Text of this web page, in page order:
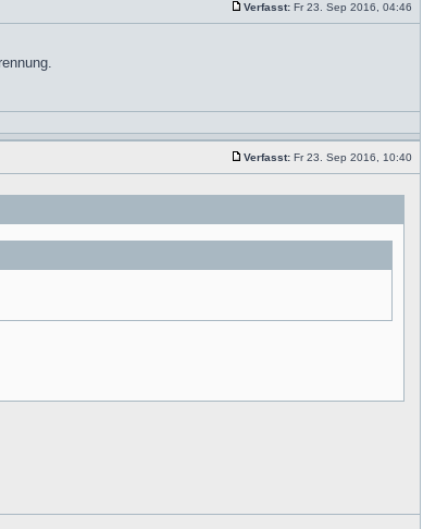
Verfasst: Fr 23. Sep 2016, 04:46
Verfasst: Fr 23. Sep 2016, 10:40